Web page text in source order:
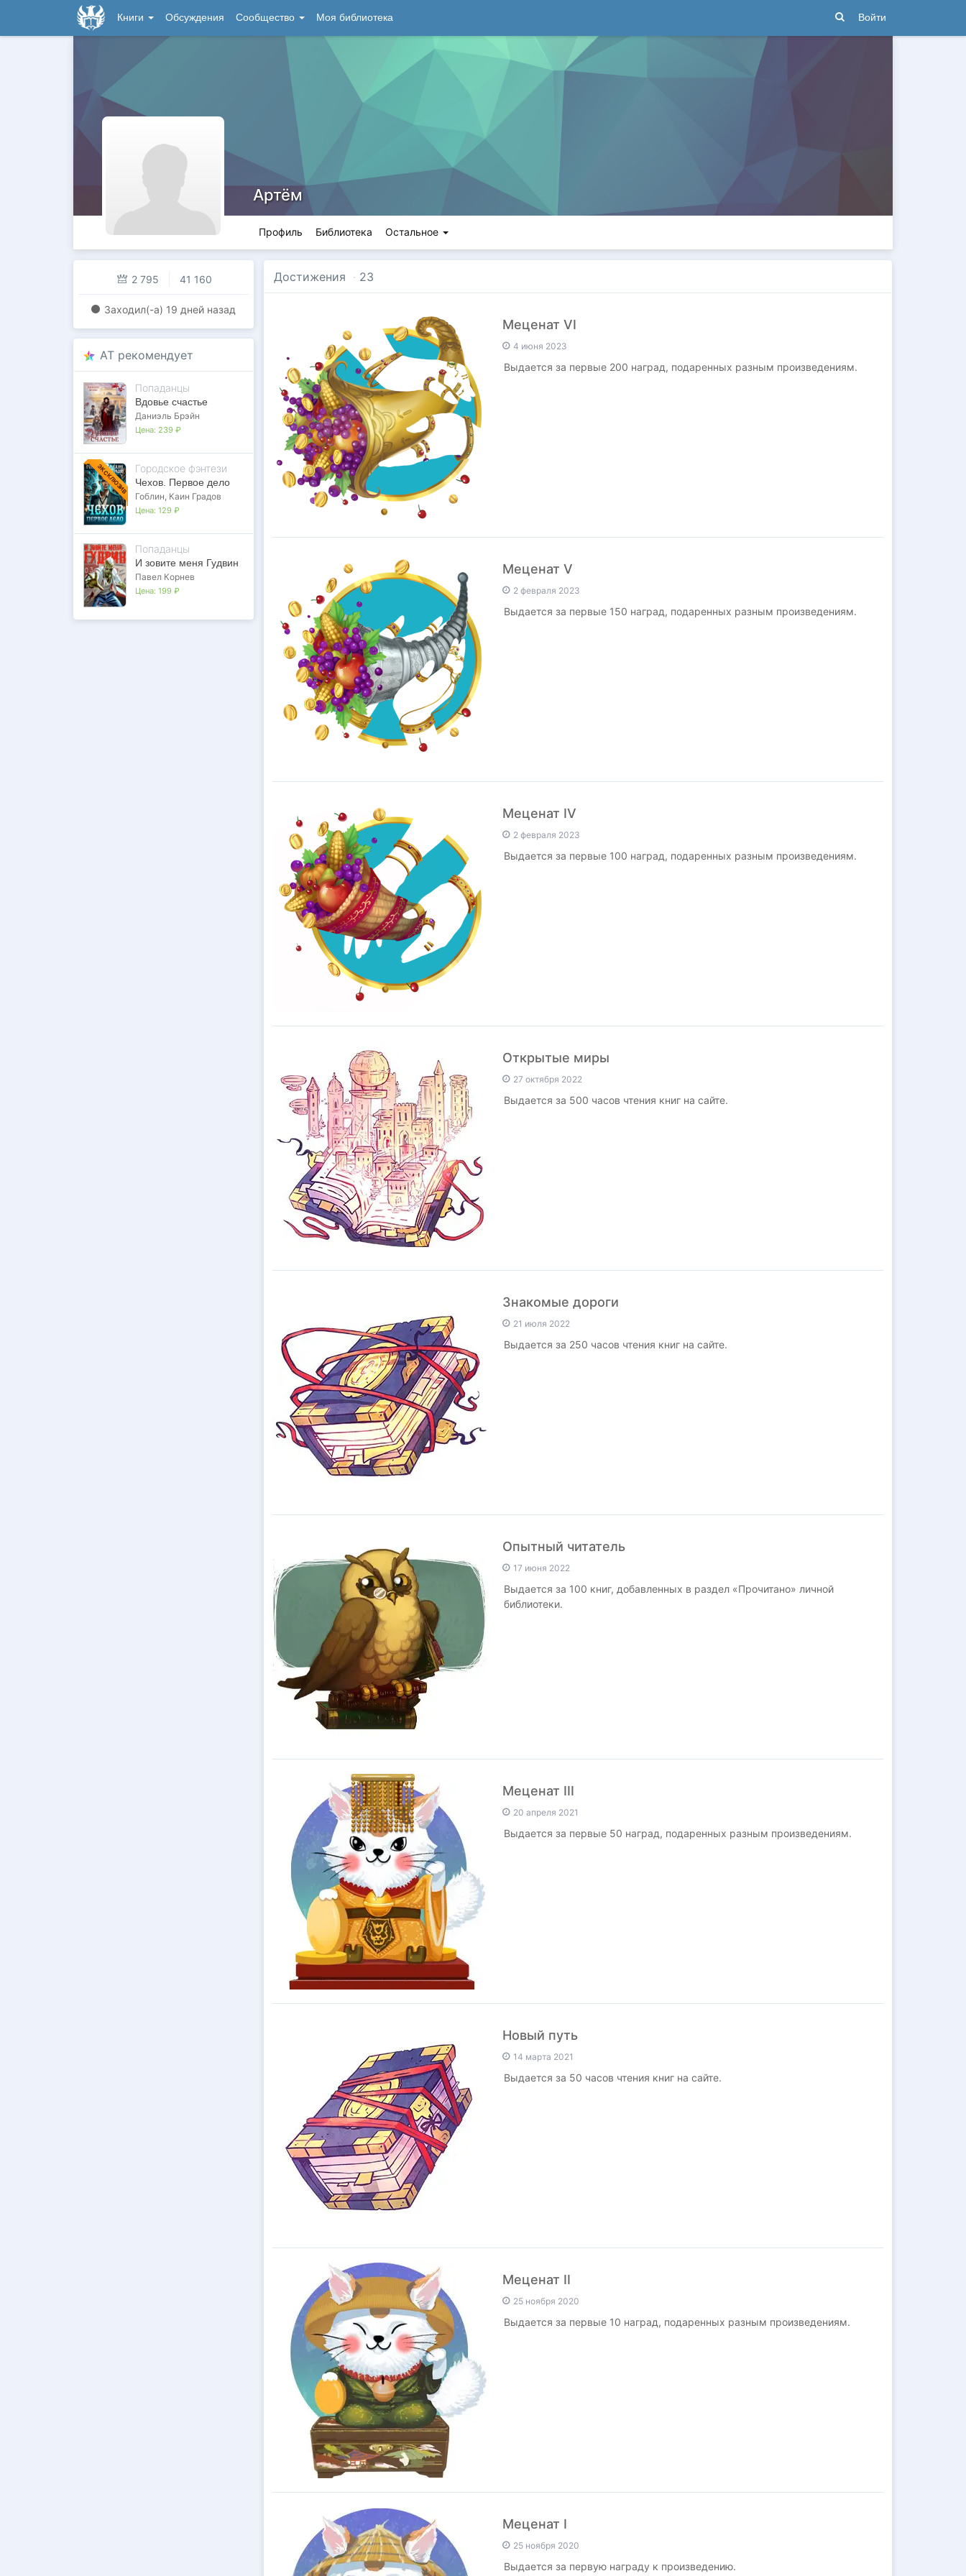
Книги Обсуждения Сообщество Моя библиотека Войти
Артём
Профиль Библиотека Остальное
2 795 41 160
Заходил(-a) 19 дней назад
AT рекомендует
Попаданцы
Вдовье счастье
Даниэль Брэйн
Цена: 239 ₽
ЭКСКЛЮЗИВ Городское фэнтези
Чехов. Первое дело
Гоблин, Каин Градов
Цена: 129 ₽
Попаданцы
И зовите меня Гудвин
Павел Корнев
Цена: 199 ₽
Достижения · 23
Меценат VI
4 июня 2023
Выдается за первые 200 наград, подаренных разным произведениям.
Меценат V
2 февраля 2023
Выдается за первые 150 наград, подаренных разным произведениям.
Меценат IV
2 февраля 2023
Выдается за первые 100 наград, подаренных разным произведениям.
Открытые миры
27 октября 2022
Выдается за 500 часов чтения книг на сайте.
Знакомые дороги
21 июля 2022
Выдается за 250 часов чтения книг на сайте.
Опытный читатель
17 июня 2022
Выдается за 100 книг, добавленных в раздел «Прочитано» личной
библиотеки.
Меценат III
20 апреля 2021
Выдается за первые 50 наград, подаренных разным произведениям.
Новый путь
14 марта 2021
Выдается за 50 часов чтения книг на сайте.
Меценат II
25 ноября 2020
Выдается за первые 10 наград, подаренных разным произведениям.
Меценат I
25 ноября 2020
Выдается за первую награду к произведению.